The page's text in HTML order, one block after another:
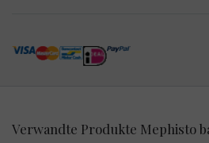
Verwandte Produkte Mephisto